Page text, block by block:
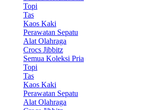
Topi
Tas
Kaos Kaki
Perawatan Sepatu
Alat Olahraga
Crocs Jibbitz
Semua Koleksi Pria
Topi
Tas
Kaos Kaki
Perawatan Sepatu
Alat Olahraga